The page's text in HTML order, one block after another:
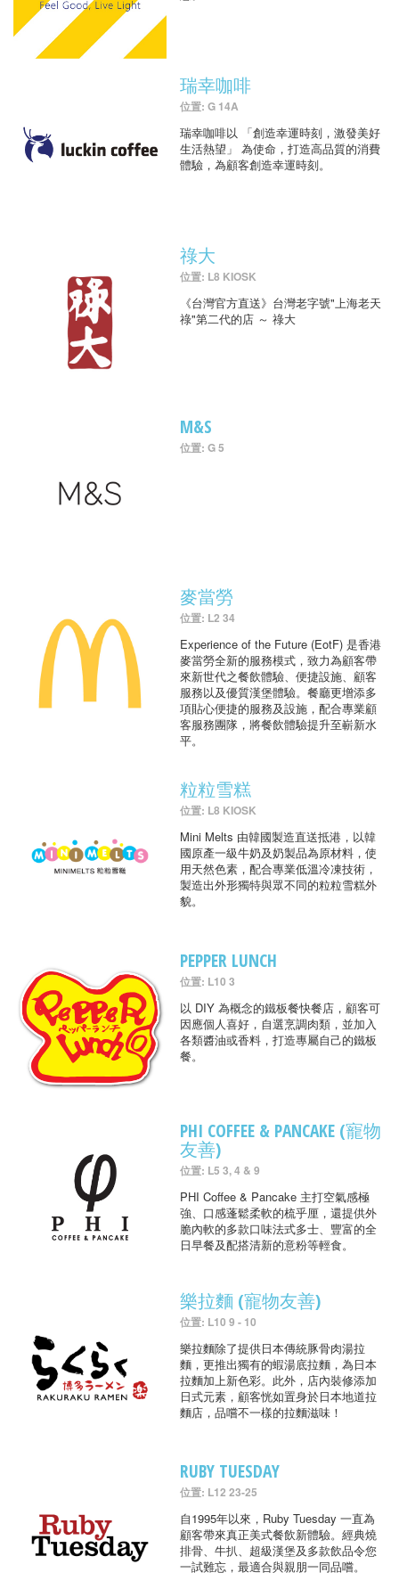
瑞幸咖啡
位置: G 14A
瑞幸咖啡以 「創造幸運時刻，激發美好
生活熱望」 為使命，打造高品質的消費
體驗，為顧客創造幸運時刻。
祿大
位置: L8 KIOSK
《台灣官方直送》台灣老字號"上海老天
祿"第二代的店 ～ 祿大
M&S
位置: G 5
麥當勞
位置: L2 34
Experience of the Future (EotF) 是香港
麥當勞全新的服務模式，致力為顧客帶
來新世代之餐飲體驗、便捷設施、顧客
服務以及優質漢堡體驗。餐廳更增添多
項貼心便捷的服務及設施，配合專業顧
客服務團隊，將餐飲體驗提升至嶄新水
平。
粒粒雪糕
位置: L8 KIOSK
Mini Melts 由韓國製造直送抵港，以韓
國原產一級牛奶及奶製品為原材料，使
用天然色素，配合專業低溫冷凍技術，
製造出外形獨特與眾不同的粒粒雪糕外
貌。
PEPPER LUNCH
位置: L10 3
以 DIY 為概念的鐵板餐快餐店，顧客可
因應個人喜好，自選烹調肉類，並加入
各類醬油或香料，打造專屬自己的鐵板
餐。
PHI COFFEE & PANCAKE (寵物
友善)
位置: L5 3, 4 & 9
PHI Coffee & Pancake 主打空氣感極
強、口感蓬鬆柔軟的梳乎厘，還提供外
脆內軟的多款口味法式多士、豐富的全
日早餐及配搭清新的意粉等輕食。
樂拉麵 (寵物友善)
位置: L10 9 - 10
樂拉麵除了提供日本傳統豚骨肉湯拉
麵，更推出獨有的蝦湯底拉麵，為日本
拉麵加上新色彩。此外，店內裝修添加
日式元素，顧客恍如置身於日本地道拉
麵店，品嚐不一樣的拉麵滋味！
RUBY TUESDAY
位置: L12 23-25
自1995年以來，Ruby Tuesday 一直為
顧客帶來真正美式餐飲新體驗。經典燒
排骨、牛扒、超級漢堡及多款飲品令您
一試難忘，最適合與親朋一同品嚐。